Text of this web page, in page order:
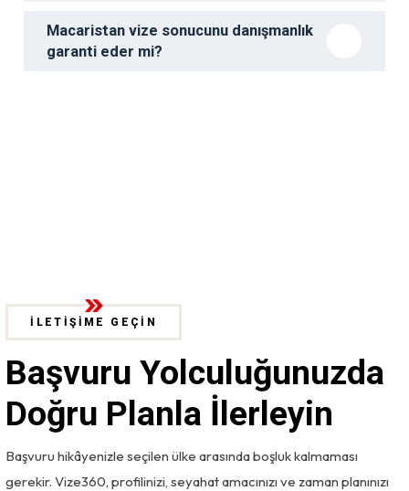
Macaristan vize sonucunu danışmanlık
garanti eder mi?
İLETİŞİME GEÇİN
Başvuru Yolculuğunuzda
Doğru Planla İlerleyin
Başvuru hikâyenizle seçilen ülke arasında boşluk kalmaması
gerekir. Vize360, profilinizi, seyahat amacınızı ve zaman planınızı